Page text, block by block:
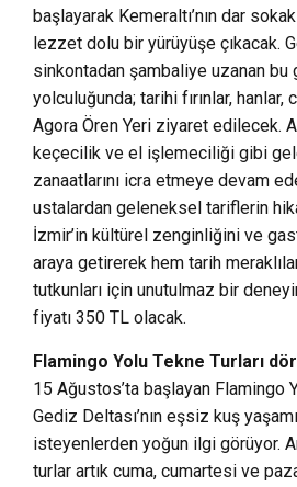
başlayarak Kemeraltı’nın dar
lezzet dolu bir yürüyüşe çıkacak.
sinkontadan şambaliye uzanan bu
yolculuğunda; tarihi fırınlar,
Agora Ören Yeri ziyaret edilecek.
keçecilik ve el işlemeciliği gibi
zanaatlarını icra etmeye devam
ustalardan geleneksel tariflerin
İzmir’in kültürel zenginliğini ve
araya getirerek hem tarih
tutkunları için unutulmaz bir
fiyatı 350 TL olacak.
Flamingo Yolu Tekne Turları
15 Ağustos’ta başlayan Flamingo
Gediz Deltası’nın eşsiz kuş
isteyenlerden yoğun ilgi görüyor.
turlar artık cuma, cumartesi ve